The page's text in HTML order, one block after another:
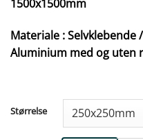
1500x1500mm
Materiale :
Aluminium med og uten
Størrelse